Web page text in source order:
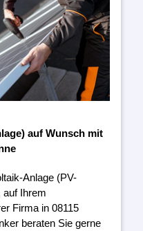
auf Wunsch mit
Anlage (PV-
auf Ihrem
Firma in 08115
beraten Sie gerne